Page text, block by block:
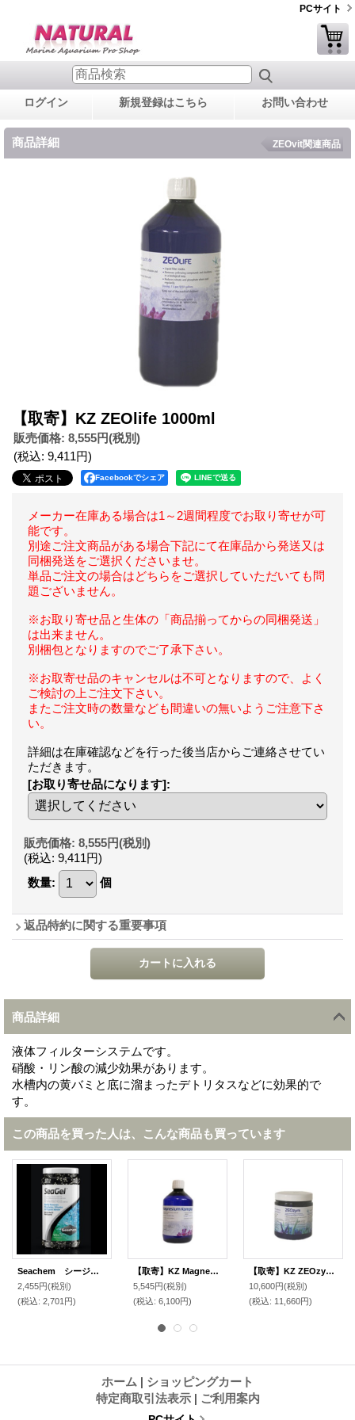
PCサイト
ログイン 新規登録はこちら お問い合わせ
商品詳細 ZEOvit関連商品
【取寄】KZ ZEOlife 1000ml
販売価格: 8,555円(税別)
(税込: 9,411円)
Facebookでシェア
メーカー在庫ある場合は1～2週間程度でお取り寄せが可
能です。
別途ご注文商品がある場合下記にて在庫品から発送又は
同梱発送をご選択くださいませ。
単品ご注文の場合はどちらをご選択していただいても問
題ございません。
※お取り寄せ品と生体の「商品揃ってからの同梱発送」
は出来ません。
別梱包となりますのでご了承下さい。
※お取寄せ品のキャンセルは不可となりますので、よく
ご検討の上ご注文下さい。
またご注文時の数量なども間違いの無いようご注意下さ
い。
詳細は在庫確認などを行った後当店からご連絡させてい
ただきます。
[お取り寄せ品になります]:
販売価格: 8,555円(税別)
(税込: 9,411円)
数量: 個
返品特約に関する重要事項
商品詳細
液体フィルターシステムです。
硝酸・リン酸の減少効果があります。
水槽内の黄バミと底に溜まったデトリタスなどに効果的で
す。
この商品を買った人は、こんな商品も買っています
Seachem シージェル 250ｍｌ
2,455円(税別)
(税込: 2,701円)
【取寄】KZ Magnesium Komplex 500ml
5,545円(税別)
(税込: 6,100円)
【取寄】KZ ZEOzym 250gr
10,600円(税別)
(税込: 11,660円)
ホーム | ショッピングカート
特定商取引法表示 | ご利用案内